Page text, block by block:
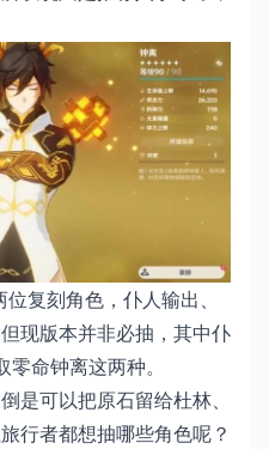
复刻角色，仆人输出、
现版本并非必抽，其中仆
命钟离这两种。
是可以把原石留给杜林、
行者都想抽哪些角色呢？